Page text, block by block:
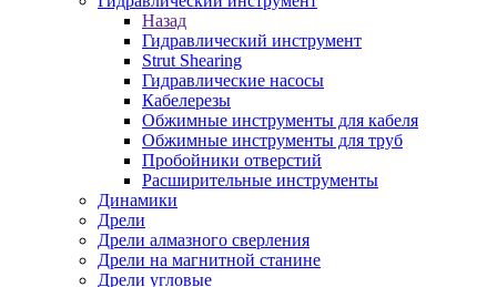
Назад
Гидравлический инструмент
Strut Shearing
Гидравлические насосы
Кабелерезы
Обжимные инструменты для кабеля
Обжимные инструменты для труб
Пробойники отверстий
Расширительные инструменты
Динамики
Дрели
Дрели алмазного сверления
Дрели на магнитной станине
Дрели угловые